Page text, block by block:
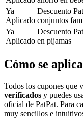
Ya
Aplicado
Descuento
conjuntos
Ya
Aplicado
Descuento
en pijamas
Cómo se
Todos los cupones que
verificados y puedes
oficial de PatPat. Para
muy sencillos e